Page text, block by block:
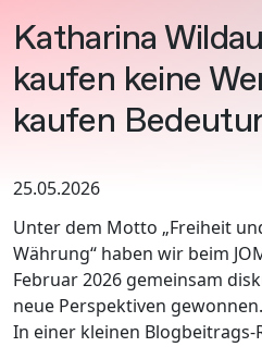
Katharina
kaufen keine
kaufen
25.05.2026
Unter dem Motto „Freiheit
Währung“ haben wir beim
Februar 2026 gemeinsam
neue Perspektiven gewonnen.
In einer kleinen